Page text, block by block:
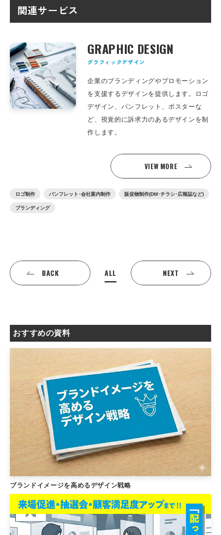
関連サービス
GRAPHIC DESIGN
グラフィックデザイン
企業のブランディングやプロモーション
を支援するデザインを提供します。ロゴ
デザイン、パンフレット、ポスターな
ど、視覚的に訴求力のあるデザインを制
作します。
VIEW MORE
ロゴ制作 パンフレット･会社案内制作 販促物制作(DM･チラシ･広報誌など)
ブランディング
BACK ALL NEXT
おすすめの資料
ブランドイメージを高めるデザイン戦略